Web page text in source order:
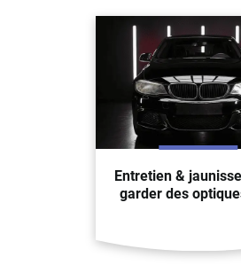
Entretien &
garder des